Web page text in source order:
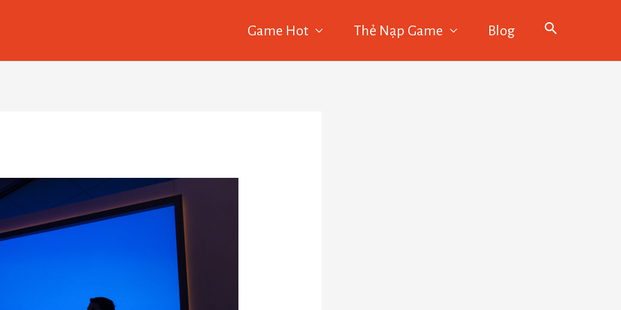
Game Hot Thẻ Nạp Game Blog